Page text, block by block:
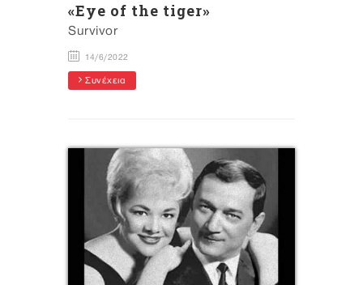
«Eye of the tiger»
Survivor
14/6/2022
Συνέχεια